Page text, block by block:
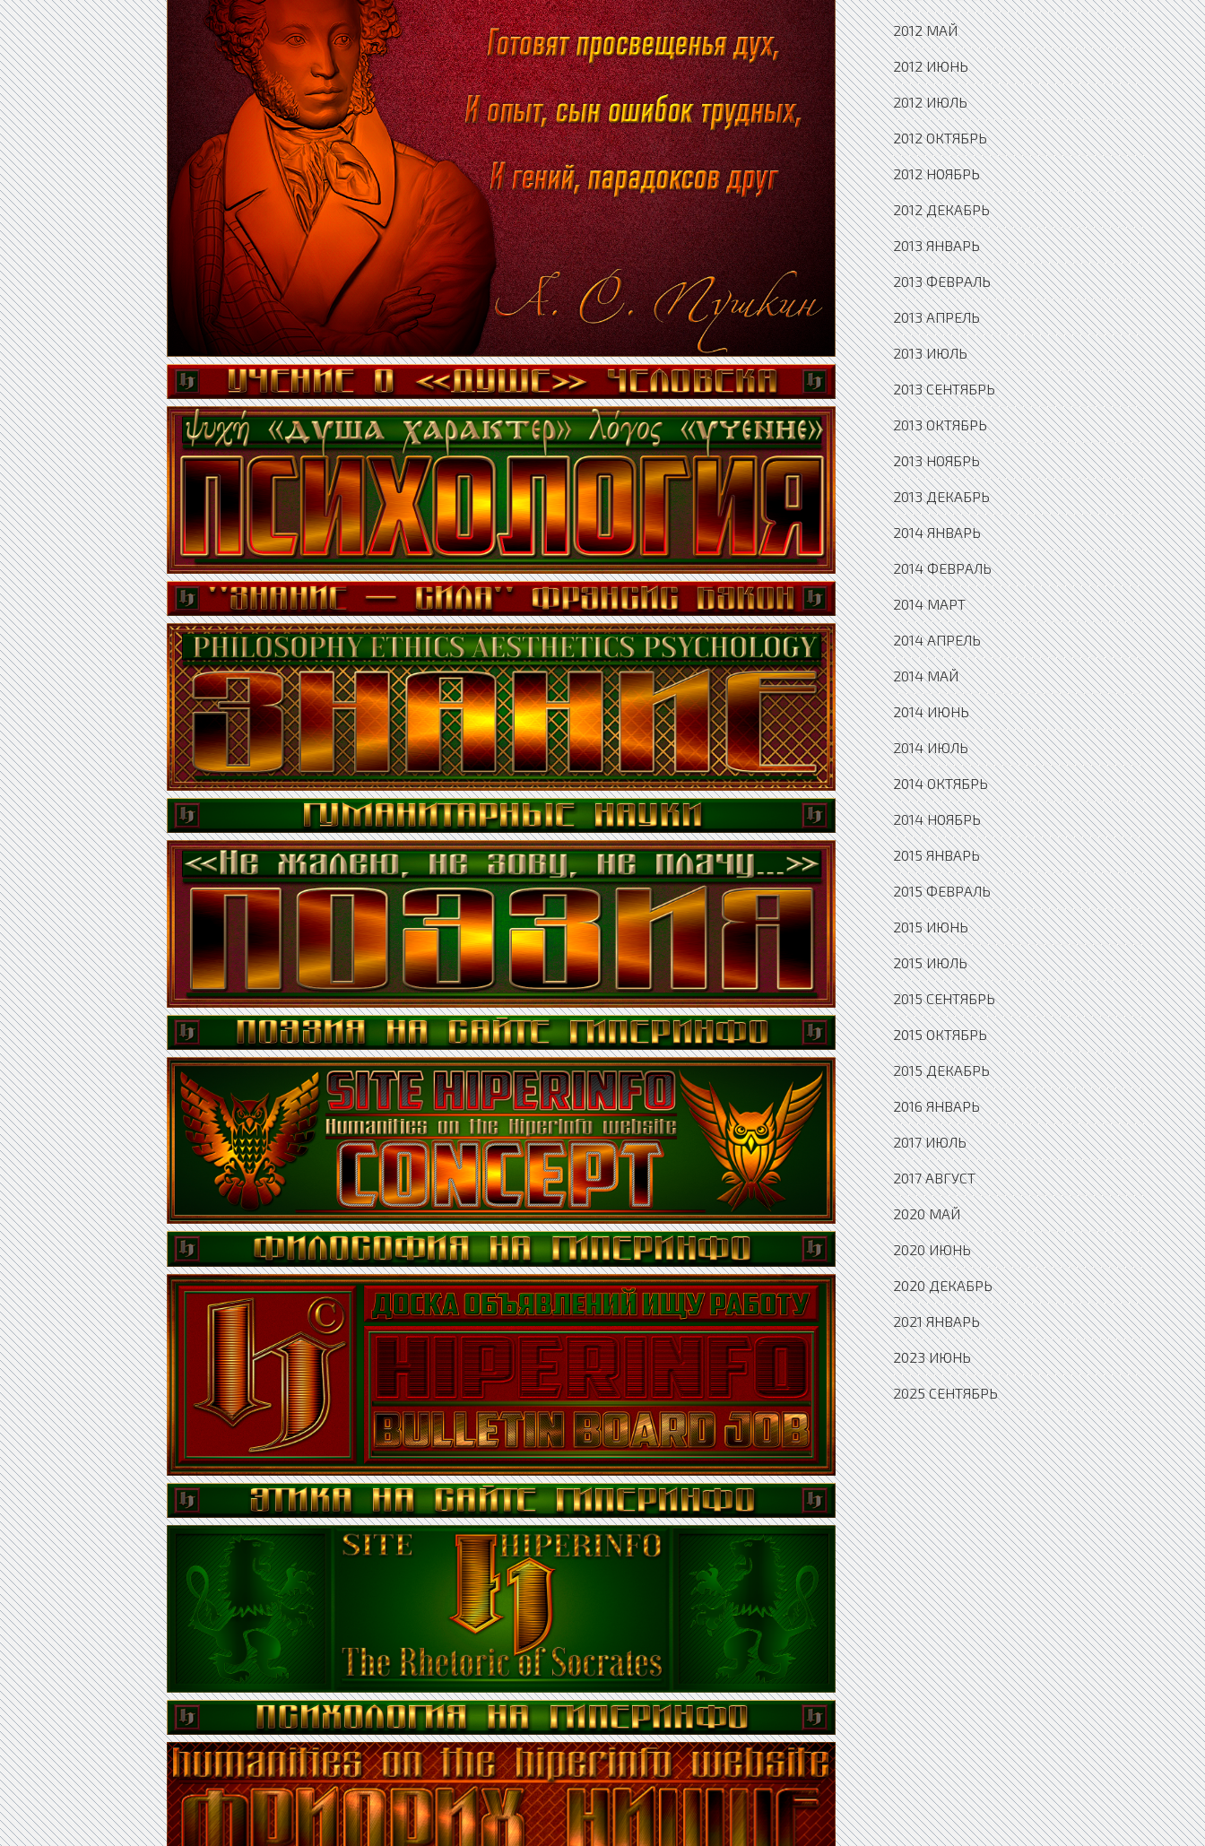
2012 МАЙ
2012 ИЮНЬ
2012 ИЮЛЬ
2012 ОКТЯБРЬ
2012 НОЯБРЬ
2012 ДЕКАБРЬ
2013 ЯНВАРЬ
2013 ФЕВРАЛЬ
2013 АПРЕЛЬ
2013 ИЮЛЬ
2013 СЕНТЯБРЬ
2013 ОКТЯБРЬ
2013 НОЯБРЬ
2013 ДЕКАБРЬ
2014 ЯНВАРЬ
2014 ФЕВРАЛЬ
2014 МАРТ
2014 АПРЕЛЬ
2014 МАЙ
2014 ИЮНЬ
2014 ИЮЛЬ
2014 ОКТЯБРЬ
2014 НОЯБРЬ
2015 ЯНВАРЬ
2015 ФЕВРАЛЬ
2015 ИЮНЬ
2015 ИЮЛЬ
2015 СЕНТЯБРЬ
2015 ОКТЯБРЬ
2015 ДЕКАБРЬ
2016 ЯНВАРЬ
2017 ИЮЛЬ
2017 АВГУСТ
2020 МАЙ
2020 ИЮНЬ
2020 ДЕКАБРЬ
2021 ЯНВАРЬ
2023 ИЮНЬ
2025 СЕНТЯБРЬ